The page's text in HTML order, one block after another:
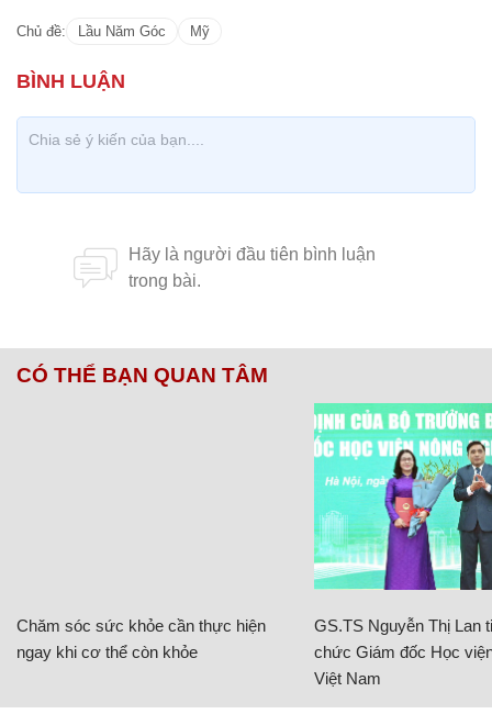
Chủ đề: Lầu Năm Góc Mỹ
CÓ THỂ BẠN QUAN TÂM
Chăm sóc sức khỏe cần thực hiện
ngay khi cơ thể còn khỏe
GS.TS Nguyễn Thị Lan
chức Giám đốc Học
Việt Nam